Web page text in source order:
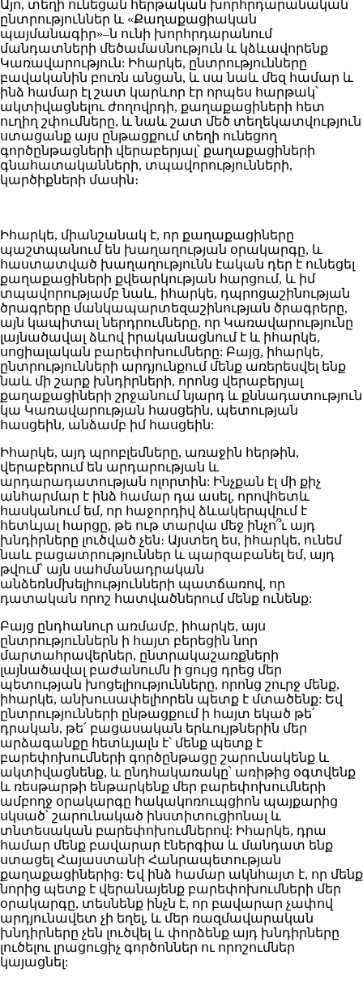
Այո, տեղի ունեցան հերթական խորհրդարանական
ընտրություններ և «Քաղաքացիական
պայմանագիր»–ն ունի խորհրդարանում
մանդատների մեծամասնություն և կձևավորենք
Կառավարություն: Իհարկե, ընտրությունները
բավականին բուռն անցան, և սա նաև մեզ համար և
ինձ համար էլ շատ կարևոր էր որպես հարթակ՝
ակտիվացնելու ժողովրդի, քաղաքացիների հետ
ուղիղ շփումները, և նաև շատ մեծ տեղեկատվություն
ստացանք այս ընթացքում տեղի ունեցող
գործընթացների վերաբերյալ՝ քաղաքացիների
գնահատականների, տպավորությունների,
կարծիքների մասին։
Իհարկե, միանշանակ է, որ քաղաքացիները
պաշտպանում են խաղաղության օրակարգը, և
հաստատված խաղաղությունն էական դեր է ունեցել
քաղաքացիների քվեարկության հարցում, և իմ
տպավորությամբ նաև, իհարկե, դպրոցաշինության
ծրագրերը մանկապարտեզաշինության ծրագրերը,
այն կապիտալ ներդրումները, որ Կառավարությունը
լայնածավալ ձևով իրականացնում է և իհարկե,
սոցիալական բարեփոխումները: Բայց, իհարկե,
ընտրությունների արդյունքում մենք առերեսվել ենք
նաև մի շարք խնդիրների, որոնց վերաբերյալ
քաղաքացիների շրջանում նյարդ և քննադատություն
կա Կառավարության հասցեին, պետության
հասցեին, անձամբ իմ հասցեին:
Իհարկե, այդ պրոբլեմները, առաջին հերթին,
վերաբերում են արդարության և
արդարադատության ոլորտին: Ինչքան էլ մի քիչ
անհարմար է ինձ համար դա ասել, որովհետև
հասկանում եմ, որ հաջորդիվ ձևակերպվում է
հետևյալ հարցը, թե ութ տարվա մեջ ինչո՞ւ այդ
խնդիրները լուծված չեն։ Այստեղ ես, իհարկե, ունեմ
նաև բացատրություններ և պարզաբանել եմ, այդ
թվում՝ այն սահմանադրական
անձեռնմխելիությունների պատճառով, որ
դատական որոշ հատվածներում մենք ունենք:
Բայց ընդհանուր առմամբ, իհարկե, այս
ընտրություններն ի հայտ բերեցին նոր
մարտահրավերներ, ընտրակաշառքների
լայնածավալ բաժանումն ի ցույց դրեց մեր
պետության խոցելիությունները, որոնց շուրջ մենք,
իհարկե, անխուսափելիորեն պետք է մտածենք: Եվ
ընտրությունների ընթացքում ի հայտ եկած թե՛
դրական, թե՛ բացասական երևույթներին մեր
արձագանքը հետևյալն է՝ մենք պետք է
բարեփոխումների գործընթացը շարունակենք և
ակտիվացնենք, և ընդհակառակը՝ առիթից օգտվենք
և ռեսթարթի ենթարկենք մեր բարեփոխումների
ամբողջ օրակարգը հակակոռուպցիոն պայքարից
սկսած՝ շարունակած ինստիտուցիոնալ և
տնտեսական բարեփոխումներով: Իհարկե, դրա
համար մենք բավարար էներգիա և մանդատ ենք
ստացել Հայաստանի Հանրապետության
քաղաքացիներից: Եվ ինձ համար ակնհայտ է, որ մենք
նորից պետք է վերանայենք բարեփոխումների մեր
օրակարգը, տեսնենք ինչն է, որ բավարար չափով
արդյունավետ չի եղել, և մեր ռազմավարական
խնդիրները չեն լուծվել և փորձենք այդ խնդիրները
լուծելու լրացուցիչ գործոններ ու որոշումներ
կայացնել: